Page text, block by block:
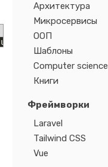
usetls - auth
Архитектура
Микросервисы
ООП
Шаблоны
Computer science
Книги
Фреймворки
Laravel
Tailwind CSS
Vue